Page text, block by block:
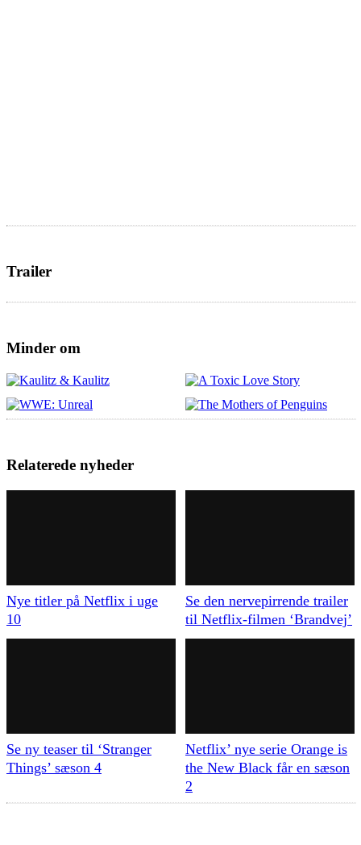
Trailer
Minder om
Relaterede nyheder
Nye titler på Netflix i uge
10
Se den nervepirrende trailer
til Netflix-filmen ‘Brandvej’
Se ny teaser til ‘Stranger
Things’ sæson 4
Netflix’ nye serie Orange is
the New Black får en sæson
2